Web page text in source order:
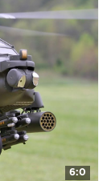
6:0